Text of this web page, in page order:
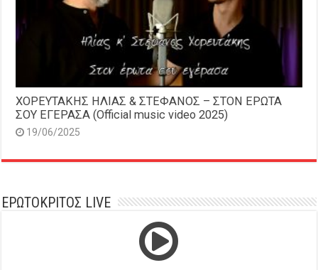
ΧΟΡΕΥΤΑΚΗΣ ΗΛΙΑΣ & ΣΤΕΦΑΝΟΣ – ΣΤΟΝ ΕΡΩΤΑ
ΣΟΥ ΕΓΕΡΑΣΑ (Official music video 2025)
19/06/2025
ΕΡΩΤΟΚΡΙΤΟΣ LIVE